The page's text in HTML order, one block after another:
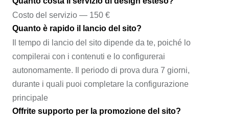
Costo del servizio — 150 €
Quanto è rapido il lancio del sito?
Il tempo di lancio del sito dipende da te, poiché lo
compilerai con i contenuti e lo configurerai
autonomamente. Il periodo di prova dura 7 giorni,
durante i quali puoi completare la configurazione
principale
Offrite supporto per la promozione del sito?